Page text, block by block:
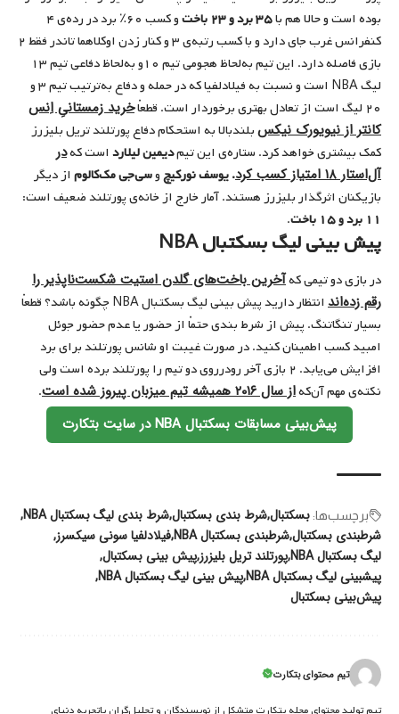
بوده است و حالا هم با۳۵ برد و ۲۳ باخت
و کسب ۶۰٪ برد در رده‌ی ۴
کنفرانس غرب جای دارد و با کسب رتبه‌ی ۳ و کنار زدن اوکلاهما تاندر فقط ۲
بازی فاصله دارد. این تیم به‌لحاظ هجومی تیم ۱۰و به‌لحاظ دفاعی تیم ۱۳
لیگ NBA است و نسبت به فیلادلفیا که در حمله و دفاع به‌ترتیب تیم ۳ و
۲۰ لیگ است از تعادل بهتری برخوردار است. قطعاْ
خرید زمستانیِ اِنس
کانتر از نیویورک نیکسبلندبالا به استحکام دفاع پورتلند تریل بلیزرز
کمک بیشتری خواهد کرد. ستاره‌ی این تیمدیمین لیلارد است کهدر
آل‌استار ۱۸ امتیاز کسب کرد
.یوسف نورکیچوسی‌جی مک‌کالوم از دیگر
بازیکنان اثرگذار بلیزرز هستند. آمار خارج از خانه‌ی پورتلند ضعیف است:
۱۱ برد و ۱۵ باخت
.
پیش بینی لیگ بسکتبال NBA
در بازی دو تیمی کهآخرین باخت‌های گلدن استیت شکست‌ناپذیر را
رقم زده‌اند
انتظار دارید پیش بینی لیگ بسکتبال NBA چگونه باشد؟ قطعاْ
بسیار تنگاتنگ. پیش از شرط بندی حتماْ از حضور یا عدم حضور جوئل
امبید کسب اطمینان کنید. در صورت غیبت او شانس پورتلند برای برد
افزایش می‌یابد. ۲ بازی آخر رودرروی دو تیم را پورتلند برده است ولی
نکته‌ی مهم آن‌کهاز سال ۲۰۱۶ همیشه تیم‌ میزبان پیروز شده است‌.
پیش‌بینی مسابقات بسکتبال NBA در سایت بتکارت
برچسب‌‌ها: بسکتبالشرط بندی بسکتبالشرط بندی لیگ بسکتبال NBA
شرطبندی بسکتبالشرطبندی بسکتبال NBA
فیلادلفیا سونی سیکسرز
لیگ بسکتبال NBA
پورتلند تریل بلیزرزپیش بینی بسکتبال
پیشبینی لیگ بسکتبال NBA
پیش‌ بینی لیگ بسکتبال NBA
پیش‌بینی بسکتبال
تیم محتوای بتکارت
تیم تولید محتوای مجله بتکارت متشکل از نویسندگان و تحلیل‌گران باتجربه دنیای